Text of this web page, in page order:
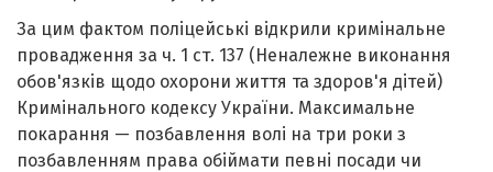
За цим фактом поліцейські відкрили кримінальне
провадження за ч. 1 ст. 137 (Неналежне виконання
обов'язків щодо охорони життя та здоров'я дітей)
Кримінального кодексу України. Максимальне
покарання — позбавлення волі на три роки з
позбавленням права обіймати певні посади чи